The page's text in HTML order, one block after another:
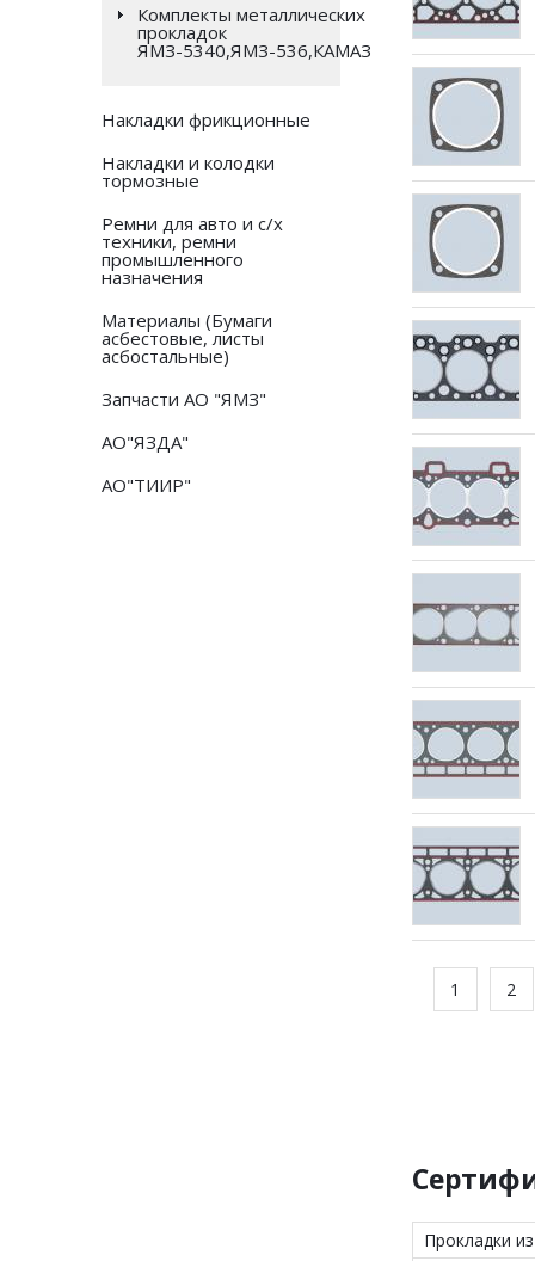
Комплекты металлических
прокладок
ЯМЗ-5340,ЯМЗ-536,КАМАЗ
Накладки фрикционные
Накладки и колодки
тормозные
Ремни для авто и с/х
техники, ремни
промышленного
назначения
Материалы (Бумаги
асбестовые, листы
асбостальные)
Запчасти АО "ЯМЗ"
АО"ЯЗДА"
АО"ТИИР"
1 2
Прокладки